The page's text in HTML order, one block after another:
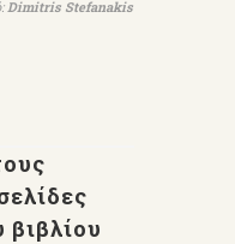
Dimitris Stefanakis